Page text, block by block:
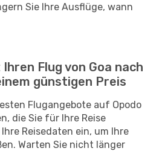
Sie Ihre Ausflüge, wann
Flug von Goa nach
günstigen Preis
Flugangebote auf Opodo
die Sie für Ihre Reise
Reisedaten ein, um Ihre
Warten Sie nicht länger